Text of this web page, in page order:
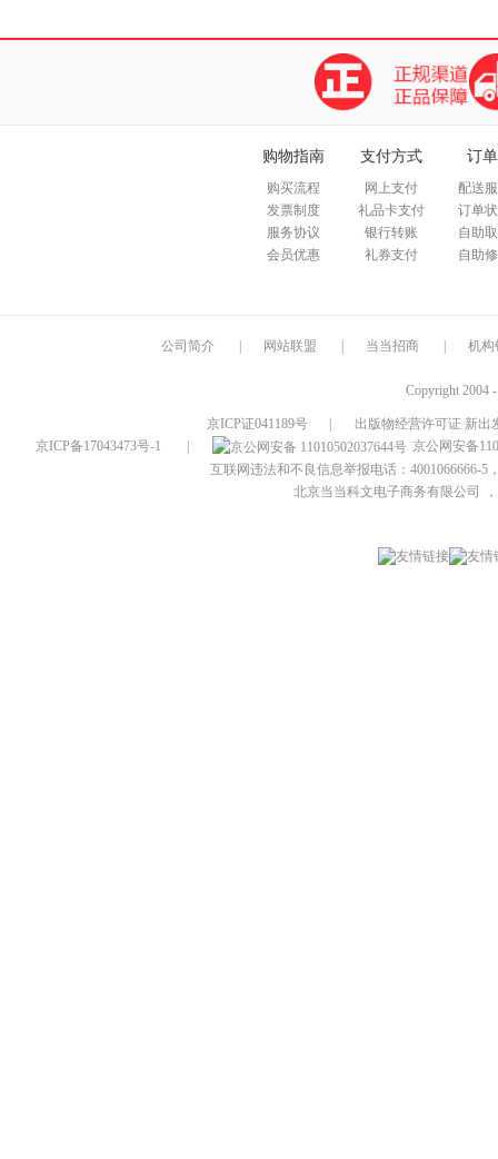
购物指南
购买流程
发票制度
服务协议
会员优惠
支付方式
网上支付
礼品卡支付
银行转账
礼券支付
订
配送
订单
自助
自助
公司简介 网站联盟 当当招商 机构
Copyright 2004
京ICP证041189号
出版物经营许可证 新出
京ICP备17043473号-1
京公网安备
互联网违法和不良信息举报电话：4001066666-5
北京当当科文电子商务有限公司